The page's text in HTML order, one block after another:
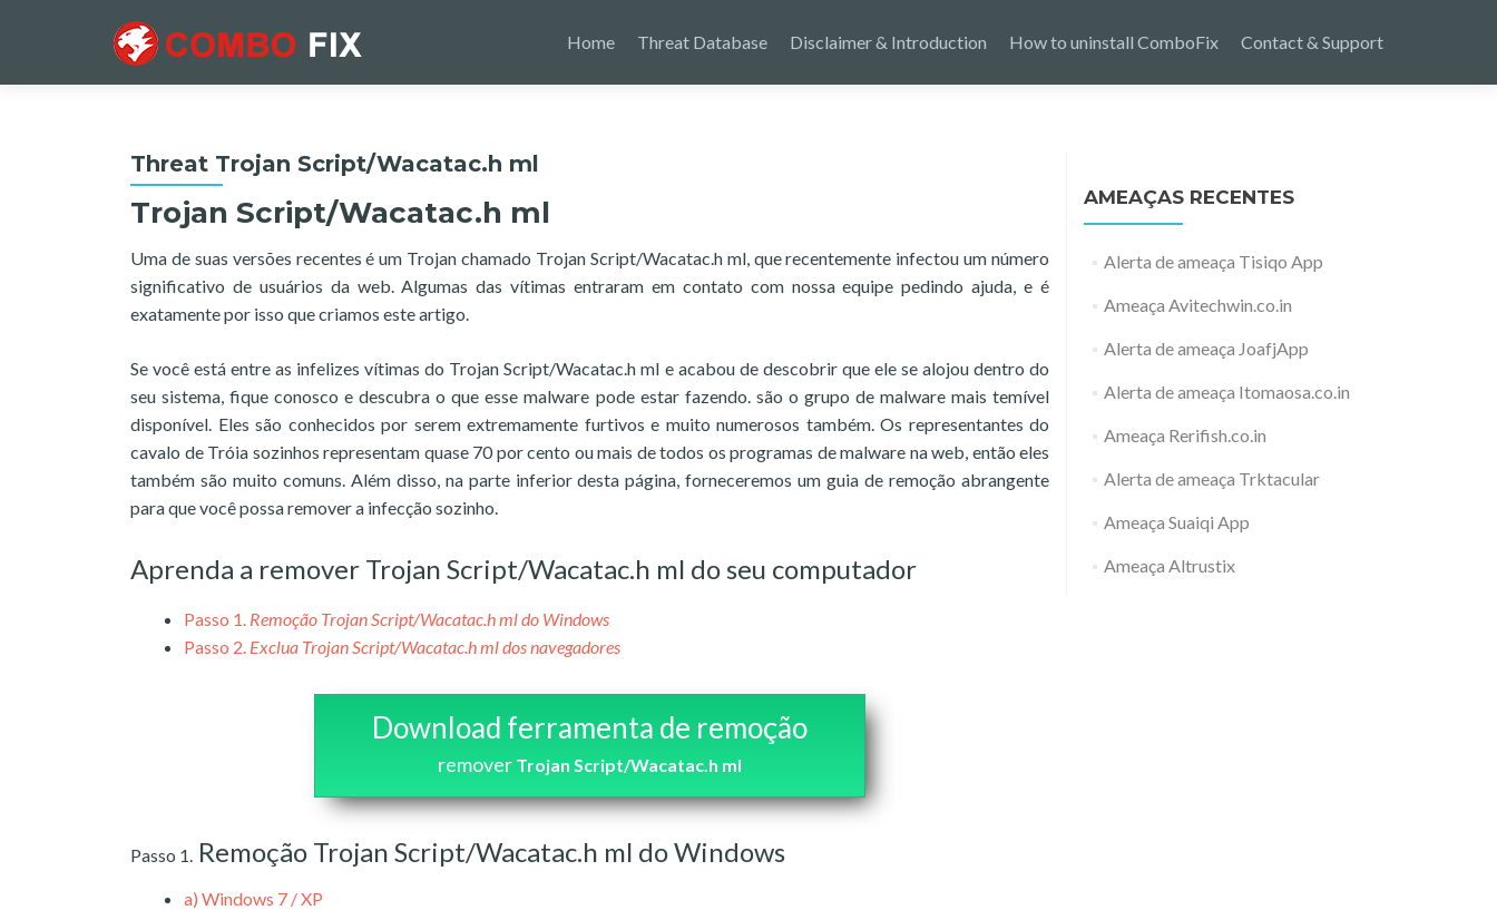
Home Threat Database Disclaimer & Introduction How to uninstall ComboFix Contact & Support
Threat Trojan Script/Wacatac.h ml
Trojan Script/Wacatac.h ml
Uma de suas versões recentes é um Trojan chamado Trojan Script/Wacatac.h ml, que recentemente infectou um número
significativo de usuários da web. Algumas das vítimas entraram em contato com nossa equipe pedindo ajuda, e é
exatamente por isso que criamos este artigo.
Se você está entre as infelizes vítimas do Trojan Script/Wacatac.h ml e acabou de descobrir que ele se alojou dentro do
seu sistema, fique conosco e descubra o que esse malware pode estar fazendo. são o grupo de malware mais temível
disponível. Eles são conhecidos por serem extremamente furtivos e muito numerosos também. Os representantes do
cavalo de Tróia sozinhos representam quase 70 por cento ou mais de todos os programas de malware na web, então eles
também são muito comuns. Além disso, na parte inferior desta página, forneceremos um guia de remoção abrangente
para que você possa remover a infecção sozinho.
Aprenda a remover Trojan Script/Wacatac.h ml do seu computador
Passo 1. Remoção Trojan Script/Wacatac.h ml do Windows
Passo 2. Exclua Trojan Script/Wacatac.h ml dos navegadores
Download ferramenta de remoção
remover Trojan Script/Wacatac.h ml
Passo 1. Remoção Trojan Script/Wacatac.h ml do Windows
a) Windows 7 / XP
AMEAÇAS RECENTES
Alerta de ameaça Tisiqo App
Ameaça Avitechwin.co.in
Alerta de ameaça JoafjApp
Alerta de ameaça Itomaosa.co.in
Ameaça Rerifish.co.in
Alerta de ameaça Trktacular
Ameaça Suaiqi App
Ameaça Altrustix